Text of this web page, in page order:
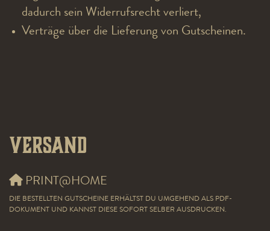
dadurch sein Widerrufsrecht verliert,
Verträge über die Lieferung von Gutscheinen.
Versand
PRINT@HOME
DIE BESTELLTEN GUTSCHEINE ERHÄLTST DU UMGEHEND ALS PDF-
DOKUMENT UND KANNST DIESE SOFORT SELBER AUSDRUCKEN.